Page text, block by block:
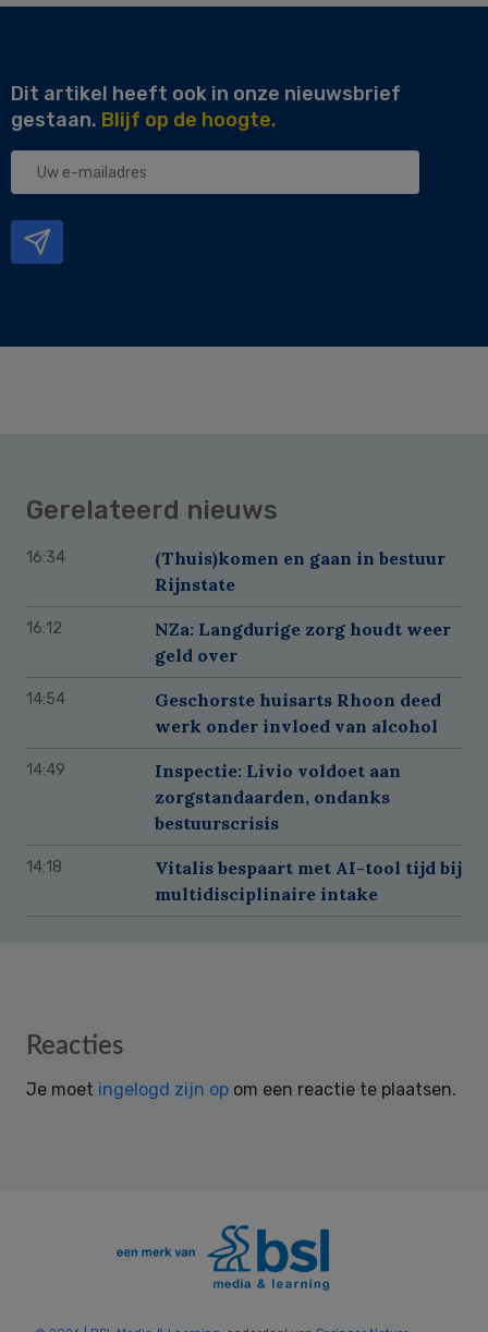
Dit artikel heeft ook in onze nieuwsbrief
gestaan. Blijf op de hoogte.
Uw
Gerelateerd nieuws
16:34
(Thuis)komen en gaan in bestuur
Rijnstate
16:12
NZa: Langdurige zorg houdt weer
geld over
14:54
Geschorste huisarts Rhoon deed
werk onder invloed van alcohol
14:49
Inspectie: Livio voldoet aan
zorgstandaarden, ondanks
bestuurscrisis
14:18
Vitalis bespaart met AI-tool tijd bij
multidisciplinaire intake
Reader
Reacties
Je moet ingelogd zijn op om een reactie te plaatsen.